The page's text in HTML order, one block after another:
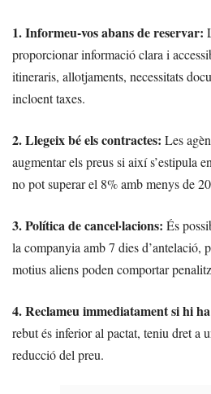
1. Informeu-vos abans de reservar:
proporcionar informació clara i
itineraris, allotjaments, necessitats
incloent taxes.
2. Llegeix bé els contractes: Les
augmentar els preus si així s’estipula
no pot superar el 8% amb menys de
3. Política de cancel·lacions: És
la companyia amb 7 dies d’antelació,
motius aliens poden comportar
4. Reclameu immediatament si hi
rebut és inferior al pactat, teniu dret a
reducció del preu.